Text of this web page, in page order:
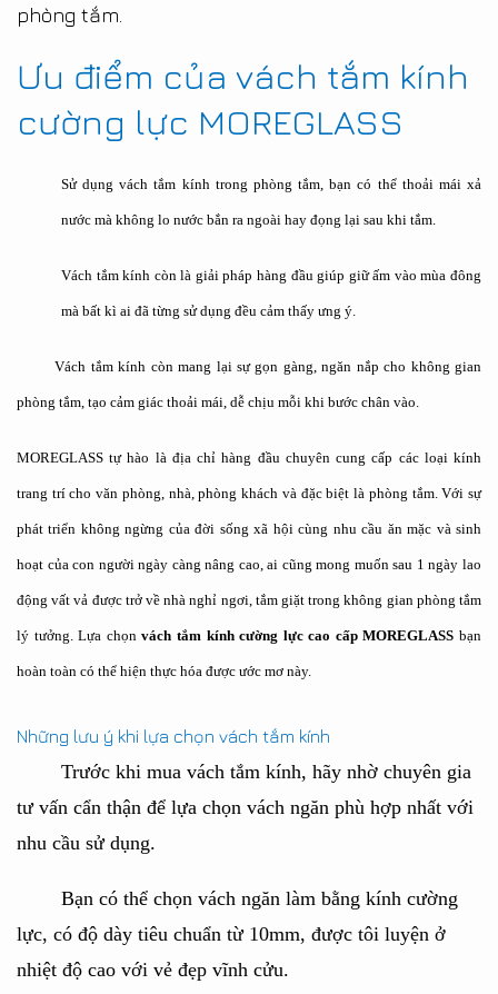
phòng tắm.
Ưu điểm của vách tắm kính
cường lực MOREGLASS
Sử dụng vách tắm kính trong phòng tắm, bạn có thể thoải mái xả
nước mà không lo nước bắn ra ngoài hay đọng lại sau khi tắm.
Vách tắm kính còn là giải pháp hàng đầu giúp giữ ấm vào mùa đông
mà bất kì ai đã từng sử dụng đều cảm thấy ưng ý.
Vách tắm kính còn mang lại sự gọn gàng, ngăn nắp cho không gian
phòng tắm, tạo cảm giác thoải mái, dễ chịu mỗi khi bước chân vào.
MOREGLASS tự hào là địa chỉ hàng đầu chuyên cung cấp các loại kính
trang trí cho văn phòng, nhà, phòng khách và đặc biệt là phòng tắm. Với sự
phát triển không ngừng của đời sống xã hội cùng nhu cầu ăn mặc và sinh
hoạt của con người ngày càng nâng cao, ai cũng mong muốn sau 1 ngày lao
động vất vả được trở về nhà nghỉ ngơi, tắm giặt trong không gian phòng tắm
lý tưởng. Lựa chọnvách tắm kính cường lực cao cấp MOREGLASS bạn
hoàn toàn có thể hiện thực hóa được ước mơ này.
Những lưu ý khi lựa chọn vách tắm kính
Trước khi mua vách tắm kính, hãy nhờ chuyên gia
tư vấn cẩn thận để lựa chọn vách ngăn phù hợp nhất với
nhu cầu sử dụng.
Bạn có thể chọn vách ngăn làm bằng kính cường
lực, có độ dày tiêu chuẩn từ 10mm, được tôi luyện ở
nhiệt độ cao với vẻ đẹp vĩnh cửu.